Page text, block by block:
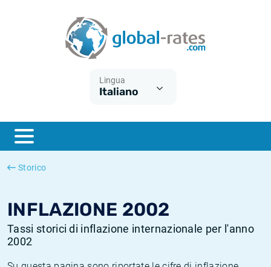
Lingua
Italiano
Storico
INFLAZIONE 2002
Tassi storici di inflazione internazionale per l'anno
2002
ESTER
SONIA
Cos'è l'inflazione CPI?
Cos'è l'inflazione HICP?
Inflazione Italia
Inflazione Stati Uniti
Tassi storici Euribor
Tassi storici di SONIA
Tassi storici di TONAR
Calcolatore dell’inflazione